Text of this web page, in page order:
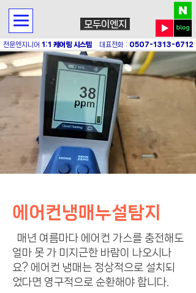
모두이엔지
전문엔지니어 1:1 케어링 시스템 대표전화 : 0507-1313-6712
에어컨냉매누설탐지
매년 여름마다 에어컨 가스를 충전해도
얼마 못 가 미지근한 바람이 나오시나
요? 에어컨 냉매는 정상적으로 설치되
었다면 영구적으로 순환해야 합니다.